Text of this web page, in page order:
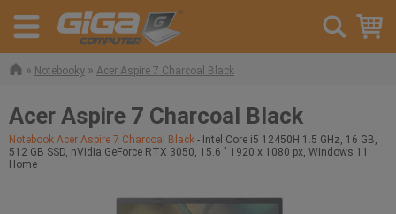
» Notebooky » Acer Aspire 7 Charcoal Black
Acer Aspire 7 Charcoal Black
Notebook Acer Aspire 7 Charcoal Black - Intel Core i5 12450H 1.5 GHz, 16 GB,
512 GB SSD, nVidia GeForce RTX 3050, 15.6 " 1920 x 1080 px, Windows 11
Home